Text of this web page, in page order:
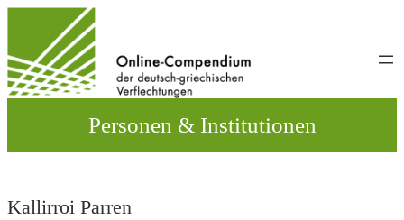
wechseln
Personen & Institutionen
Kallirroi Parren